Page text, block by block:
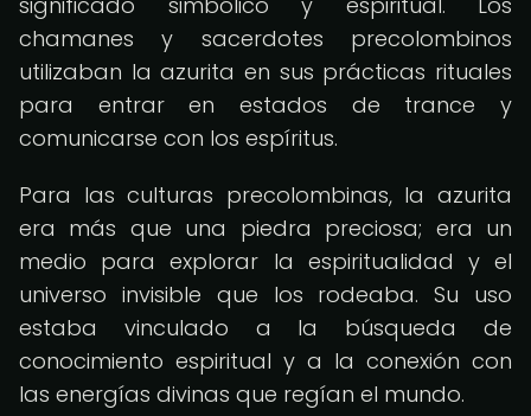
chamanes y sacerdotes precolombinos
utilizaban la azurita en sus prácticas rituales
para entrar en estados de trance y
comunicarse con los espíritus.
Para las culturas precolombinas, la azurita
era más que una piedra preciosa; era un
medio para explorar la espiritualidad y el
universo invisible que los rodeaba. Su uso
estaba vinculado a la búsqueda de
conocimiento espiritual y a la conexión con
las energías divinas que regían el mundo.